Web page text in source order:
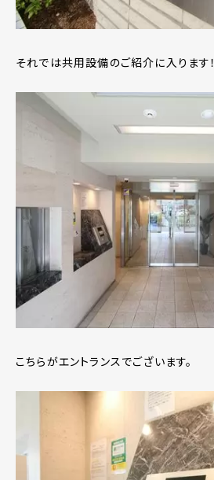
それでは共用設備のご紹介に入ります！
こちらがエントランスでございます。